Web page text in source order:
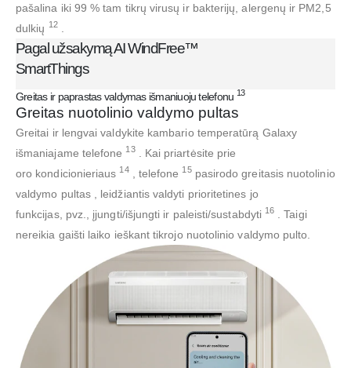
pašalina iki 99 % tam tikrų virusų ir bakterijų, alergenų ir PM2,5
dulkių 12.
Pagal užsakymą AI WindFree™
SmartThings
Greitas ir paprastas valdymas išmaniuoju telefonu 13
Greitas nuotolinio valdymo pultas
Greitai ir lengvai valdykite kambario temperatūrą Galaxy
išmaniajame telefone 13. Kai priartėsite prie
oro kondicionieriaus 14, telefone 15pasirodo greitasis nuotolinio
valdymo pultas , leidžiantis valdyti prioritetines jo
funkcijas, pvz., įjungti/išjungti ir paleisti/sustabdyti 16
. Taigi
nereikia gaišti laiko ieškant tikrojo nuotolinio valdymo pulto.